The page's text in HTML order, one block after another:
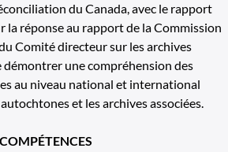
du Canada, avec le rapport
la réponse au rapport de la Commission
Comité directeur sur les archives
démontrer une compréhension des
au niveau national et international
et les archives associées.